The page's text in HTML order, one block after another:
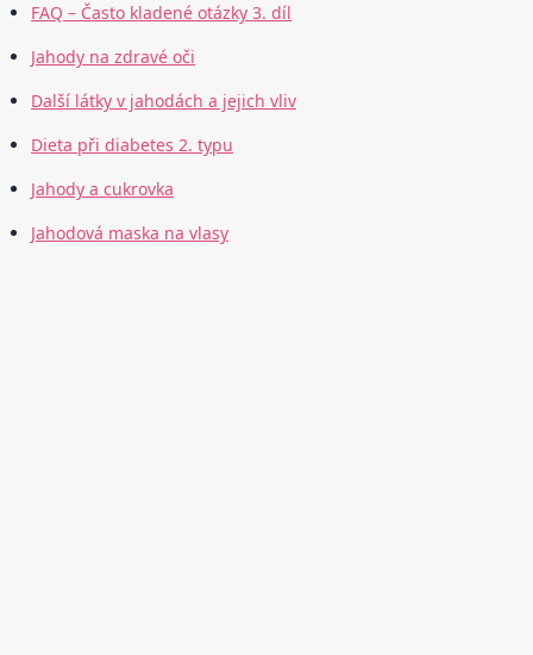
FAQ – Často kladené otázky 3. díl
Jahody na zdravé oči
Další látky v jahodách a jejich vliv
Dieta při diabetes 2. typu
Jahody a cukrovka
Jahodová maska na vlasy